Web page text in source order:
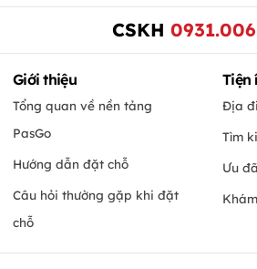
CSKH
Giới thiệu
Tổng quan về nền tảng
PasGo
Hướng dẫn đặt chỗ
Câu hỏi thường gặp khi đặt
chỗ
Tiện
Địa
Tìm
Ưu